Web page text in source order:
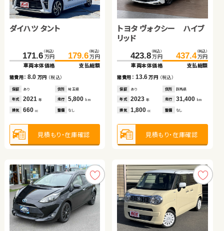
ダイハツ タント
171.6 （税込）
万円
車両本体価格
179.6 （税込）
万円
支払総額
諸費用：8.0 万円 （税込）
保証 あり 住所 埼玉県
年式 2021 年 走行 5,800 km
排気 660 cc 整備 なし
見積もり・在庫確認
トヨタ ヴォクシー ハイブ
リッド
423.8 （税込）
万円
車両本体価格
437.4 （税込）
万円
支払総額
諸費用： 13.6万円 （税込）
保証 あり 住所 群馬県
年式 2023年 走行 31,400 km
排気 1,800cc 整備 なし
見積もり・在庫確認
スズキ ジムニー
240.7 （税込）
万円
車両本体価格
249.9 （税込）
万円
支払総額
諸費用：9.2 万円 （税込）
保証 あり 住所 岩手県
年式 2024 年 走行 20,500km
排気 660 cc 整備 法定整備付
見積もり・在庫確認
ダイハツ タント
120.1 （税込）
万円
車両本体価格
127.1 （税込）
万円
支払総額
諸費用： 7.0万円（税込）
保証 あり 住所 埼玉県
年式 2016年 走行 36,100 km
排気 660cc 整備 なし
見積もり・在庫確認
スズキ アルト ＨＢ
46.6万円
車両本体価格
諸費用：9.3 万円 （税込）
保証 あり 住所 岩手県
排気 660 整備 法定整備付
ホンダ Ｎ ＢＯＸ
41.6 （税込）
万円
車両本体価格
49.8 （税込）
万円
支払総額
諸費用： 8.2万円（税込）
保証 あり 住所 青森県
年式 2017年 走行 119,400km
排気 660cc 整備 法定整備付
見積もり・在庫確認
ホンダ フリード＋ ハイブ
248.0 （税込）
万円
車両本体価格
262.3 （税込）
万円
支払総額
諸費用：14.3万円（税込）
保証 あり 住所 埼玉県
年式 2023 年 走行 29,900km
排気 1,500 整備 法定整備付
見積もり・在庫確認
トヨタ プリウス
108.4万円
車両本体価格
諸費用：11.4万円 （税込）
保証 あり 住所 埼玉県
排気 1,800cc 整備 法定整備付